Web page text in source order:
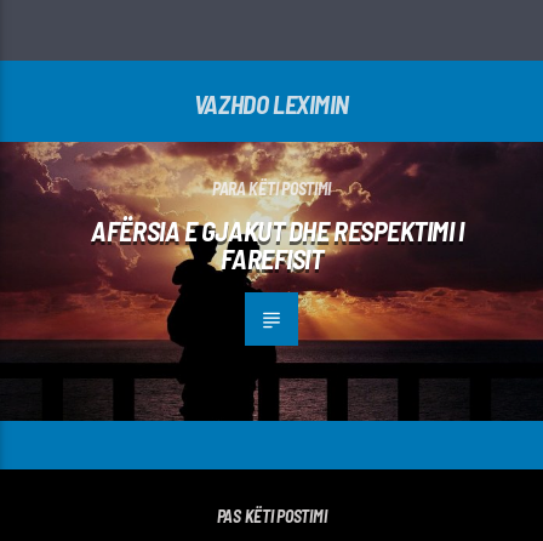
VAZHDO LEXIMIN
PARA KËTI POSTIMI
AFËRSIA E GJAKUT DHE RESPEKTIMI I
FAREFISIT
PAS KËTI POSTIMI